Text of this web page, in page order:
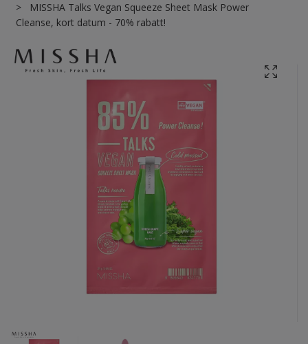
MISSHA Talks Vegan Squeeze Sheet Mask Power
Cleanse, kort datum - 70% rabatt!